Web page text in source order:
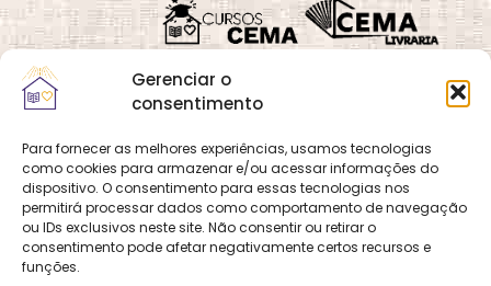
Gerenciar o
consentimento
Para fornecer as melhores experiências, usamos tecnologias
como cookies para armazenar e/ou acessar informações do
dispositivo. O consentimento para essas tecnologias nos
permitirá processar dados como comportamento de navegação
ou IDs exclusivos neste site. Não consentir ou retirar o
consentimento pode afetar negativamente certos recursos e
funções.
Quadra 02, Lote 16,
Vila Vicentina,
Planaltina, Brasília-
DF. CEP 73.320-140
CNPJ: 01.600.089/0001-
OCemaneté um site
que pertence e é gerido
pelo CEMA, assim